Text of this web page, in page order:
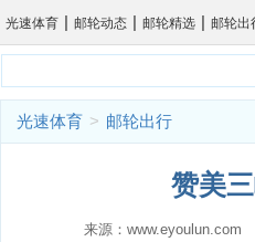
光速体育 | 邮轮动态 | 邮轮精选 | 邮轮出
光速体育 > 邮轮出行
赞美
来源：